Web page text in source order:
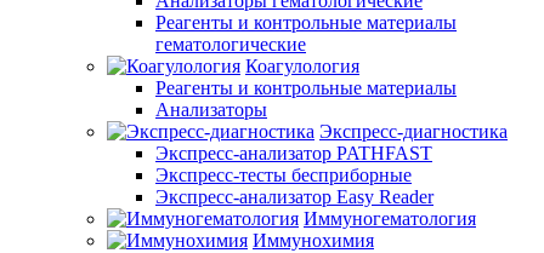
Реагенты и контрольные материалы
гематологические
Коагулология
Реагенты и контрольные материалы
Анализаторы
Экспресс-диагностика
Экспресс-анализатор PATHFAST
Экспресс-тесты бесприборные
Экспресс-анализатор Easy Reader
Иммуногематология
Иммунохимия